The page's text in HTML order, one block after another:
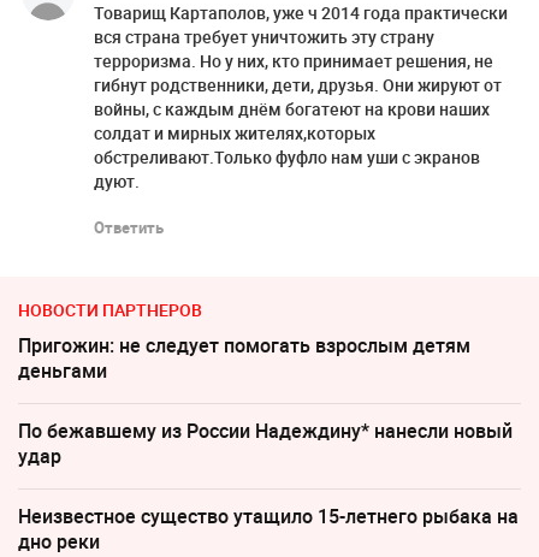
Товарищ Картаполов, уже ч 2014 года практически
вся страна требует уничтожить эту страну
терроризма. Но у них, кто принимает решения, не
гибнут родственники, дети, друзья. Они жируют от
войны, с каждым днём богатеют на крови наших
солдат и мирных жителях,которых
обстреливают.Только фуфло нам уши с экранов
дуют.
Ответить
НОВОСТИ ПАРТНЕРОВ
Пригожин: не следует помогать взрослым детям
деньгами
По бежавшему из России Надеждину* нанесли новый
удар
Неизвестное существо утащило 15-летнего рыбака на
дно реки